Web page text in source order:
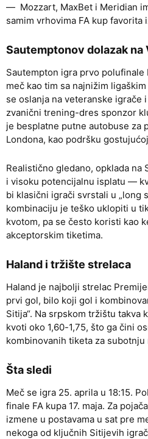
— Mozzart, MaxBet i Meridian
samim vrhovima FA kup favorita
Sautemptonov dolazak na
Sautempton igra prvo polufinale
meč kao tim sa najnižim
se oslanja na veteranske
zvanični trening-dres sponzor
je besplatne putne autobuse za
Londona, kao podršku
Realistično gledano, opklada
i visoku potencijalnu isplatu —
bi klasični igrači svrstali u „long
kombinaciju je teško uklopiti u
kvotom, pa se često koristi kao
akceptorskim tiketima.
Haland i tržište strelaca
Haland je najbolji strelac
prvi gol, bilo koji gol i
Sitija“. Na srpskom tržištu takva
kvoti oko 1,60-1,75, što ga čini
kombinovanih tiketa za subotnju
Šta sledi
Meč se igra 25. aprila u 18:15.
finale FA kupa 17. maja. Za
izmene u postavama u sat pre
nekoga od ključnih Sitijevih